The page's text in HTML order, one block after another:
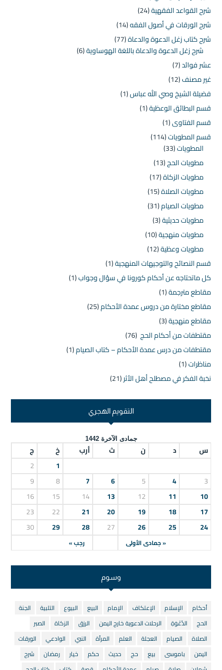
شرح القواعد الفقهية(24)
شرح الورقات في أصول الفقه(14)
شرح كتاب زغل الدعوة والدعاة(77)
شرح زغل الدعوة والدعاة باللغة الهوساوية(6)
عشر فوائد(7)
غير مصنف(12)
فضيلة الشيخ وصي الله عباس(1)
قسم البطائق الوعظية(1)
قسم الفتاوى(1)
قسم المطويات(114)
المطويات(33)
مطويات الحج(13)
مطويات الزكاة(17)
مطويات الصلاة(15)
مطويات الصيام(31)
مطويات حديثية(3)
مطويات منهجية(10)
مطويات وعظية(12)
قسم النصائح والتوجيهات المنهجية(1)
كل ماتحتاجه عن أحكام كورونا في سؤال وجواب(1)
مقاطع مترجمة(1)
مقاطع مختارة من دروس عمدة الأحكام(25)
مقاطع منهجية(3)
مقتطفات من أحكام الحج (76)
مقتطفات من درس عمدة الأحكام – كتاب الصيام(1)
مناظرات(1)
نخبة الفكر في مصطلح أهل الأثر(21)
التقويم الهجري
جمادى الآخرة 1442
س د ن ث أرب خ ج
« جمادى الأولى رجب »
1
2
3
4
5
6
7
8
9
10
11
12
13
14
15
16
17
18
19
20
21
22
23
24
25
26
27
28
29
30
وسوم
أحكام الإسلام الإعتكاف الإمام البيع البيوع التلبية
الجنة
الحج
الدَّعْوَةِ الرحلات الدعوية خارج اليمن الرزق الزكاة
الصبر
الصلاة
الصيام العجلة العلم المرأة النبي الوادعي
الورقات
اليمن
باموسى بيع حج حديث حكم خيار رمضان
شرح